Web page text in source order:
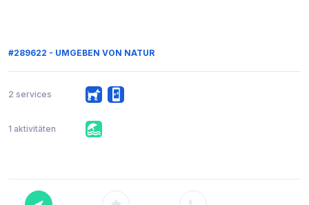
#289622 - UMGEBEN VON NATUR
2 services
1 aktivitäten